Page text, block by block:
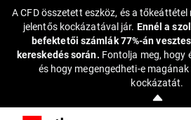
A CFD összetett eszköz, és a
jelentős kockázatával jár. Ennél a
befektetői számlák 77%-án
kereskedés során. Fontolja meg, hogy
és hogy megengedheti-e
kockázatát.